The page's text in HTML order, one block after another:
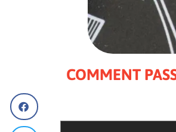
COMMENT